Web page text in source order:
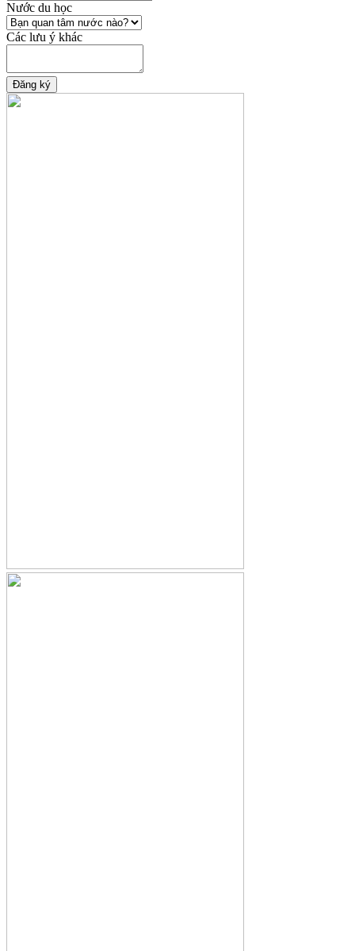
Nước du học
Các lưu ý khác